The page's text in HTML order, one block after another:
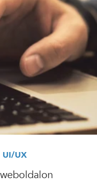
UI/UX